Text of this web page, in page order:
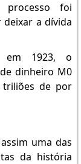
processo foi
deixar a dívida
em 1923, o
dinheiro M0
triliões de por
uma das
da história